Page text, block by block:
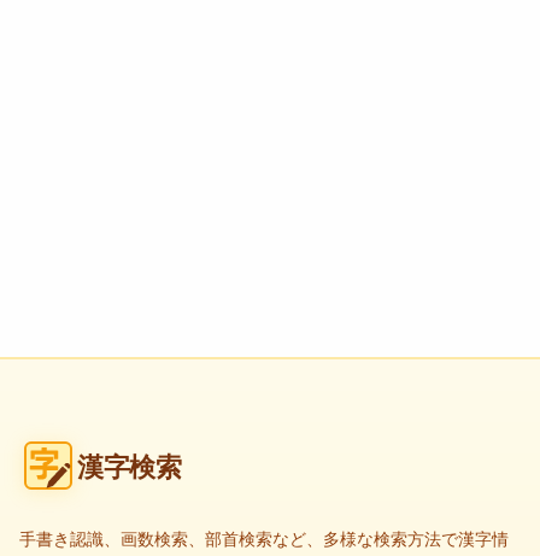
漢字検索
手書き認識、画数検索、部首検索など、多様な検索方法で漢字情